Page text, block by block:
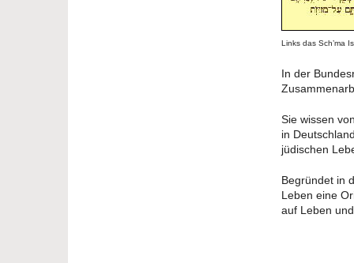
Links das Sch’ma
In der
Sie wissen
in
jüdischen
Begründet in
Leben eine
auf Leben